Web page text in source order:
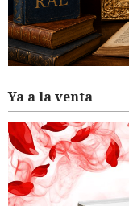
Ya a la venta